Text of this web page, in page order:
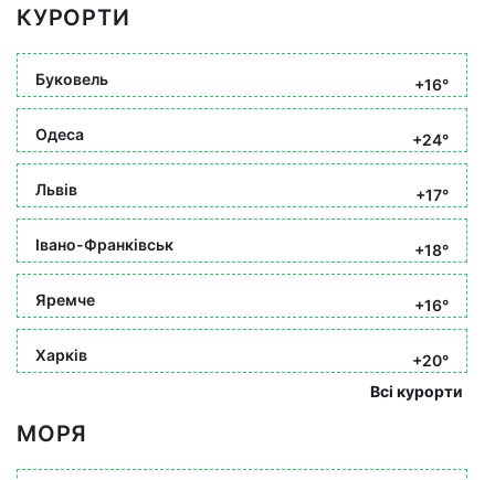
КУРОРТИ
Буковель +16°
Одеса +24°
Львів +17°
Івано-Франківськ +18°
Яремче +16°
Харків
+20°
Всі курорти
МОРЯ